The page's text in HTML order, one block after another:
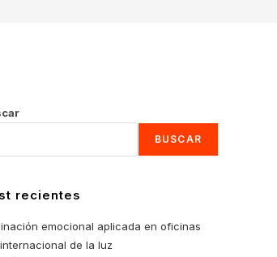
BUSCAR
recientes
emocional aplicada en oficinas
de la luz